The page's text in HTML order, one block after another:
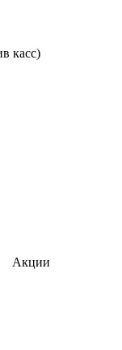
касс)
Акции